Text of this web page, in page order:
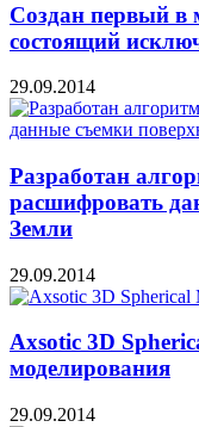
Создан первый в
состоящий
29.09.2014
Разработан
расшифровать
Земли
29.09.2014
Axsotic 3D
моделирования
29.09.2014